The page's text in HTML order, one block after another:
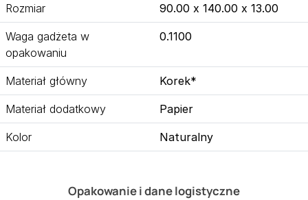
Rozmiar 90.00 x 140.00 x 13.00
Waga gadżeta w
opakowaniu
0.1100
Materiał główny Korek*
Materiał dodatkowy Papier
Kolor Naturalny
Opakowanie i dane logistyczne